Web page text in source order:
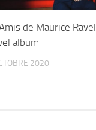
de Maurice Ravel
album
2020